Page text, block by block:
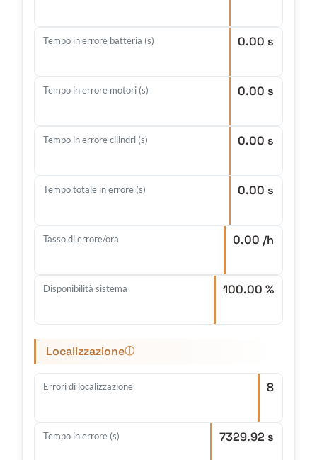
Tempo in errore batteria (s) 0.00 s
Tempo in errore motori (s) 0.00 s
Tempo in errore cilindri (s) 0.00 s
Tempo totale in errore (s) 0.00 s
Tasso di errore/ora 0.00 /h
Disponibilità sistema 100.00 %
Localizzazioneⓘ
Errori di localizzazione 8
Tempo in errore (s) 7329.92 s